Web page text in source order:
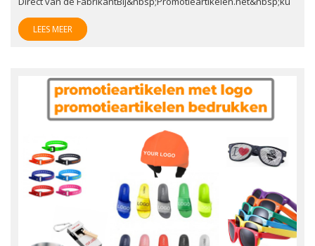
LEES MEER